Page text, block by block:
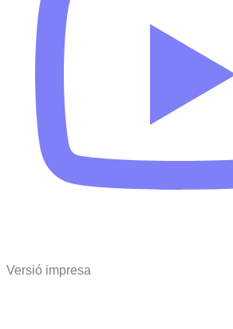
Versió impresa